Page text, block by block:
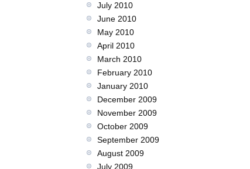
July 2010
June 2010
May 2010
April 2010
March 2010
February 2010
January 2010
December 2009
November 2009
October 2009
September 2009
August 2009
July 2009